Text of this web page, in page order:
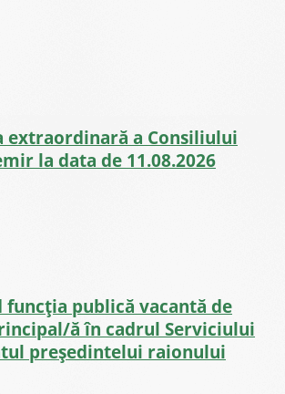
extraordinară a Consiliului
la data de 11.08.2026
publică vacantă de
ă în cadrul Serviciului
președintelui raionului